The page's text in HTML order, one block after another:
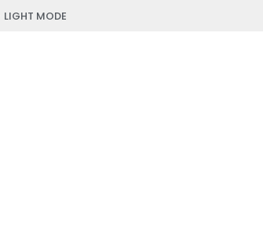
LIGHT MODE